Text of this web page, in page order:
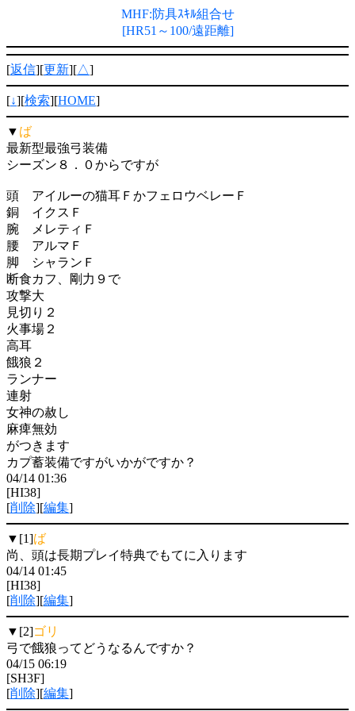
MHF:防具ｽｷﾙ組合せ
[HR51～100/遠距離]
[返信][更新][△]
[↓][検索][HOME]
▼ ば
最新型最強弓装備
シーズン８．０からですが
頭 アイルーの猫耳ＦかフェロウベレーＦ
銅 イクスＦ
腕 メレティＦ
腰 アルマＦ
脚 シャランＦ
断食カフ、剛力９で
攻撃大
見切り２
火事場２
高耳
餓狼２
ランナー
連射
女神の赦し
麻痺無効
がつきます
カプ蓄装備ですがいかがですか？
04/14 01:36
[HI38]
[削除][編集]
▼[1]ば
尚、頭は長期プレイ特典でもてに入ります
04/14 01:45
[HI38]
[削除][編集]
▼[2]ゴリ
弓で餓狼ってどうなるんですか？
04/15 06:19
[SH3F]
[削除][編集]